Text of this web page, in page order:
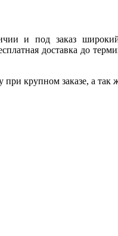
и под заказ
доставка до
крупном заказе, а так